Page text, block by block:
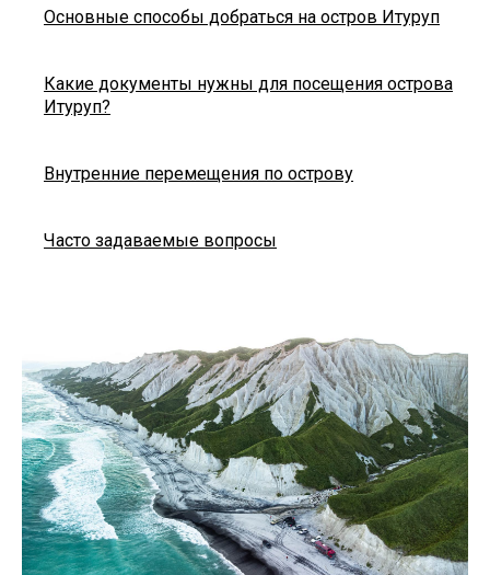
Основные способы добраться на остров Итуруп
Какие документы нужны для посещения острова
Итуруп?
Внутренние перемещения по острову
Часто задаваемые вопросы